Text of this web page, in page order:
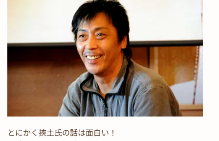
とにかく挾土氏の話は面白い！